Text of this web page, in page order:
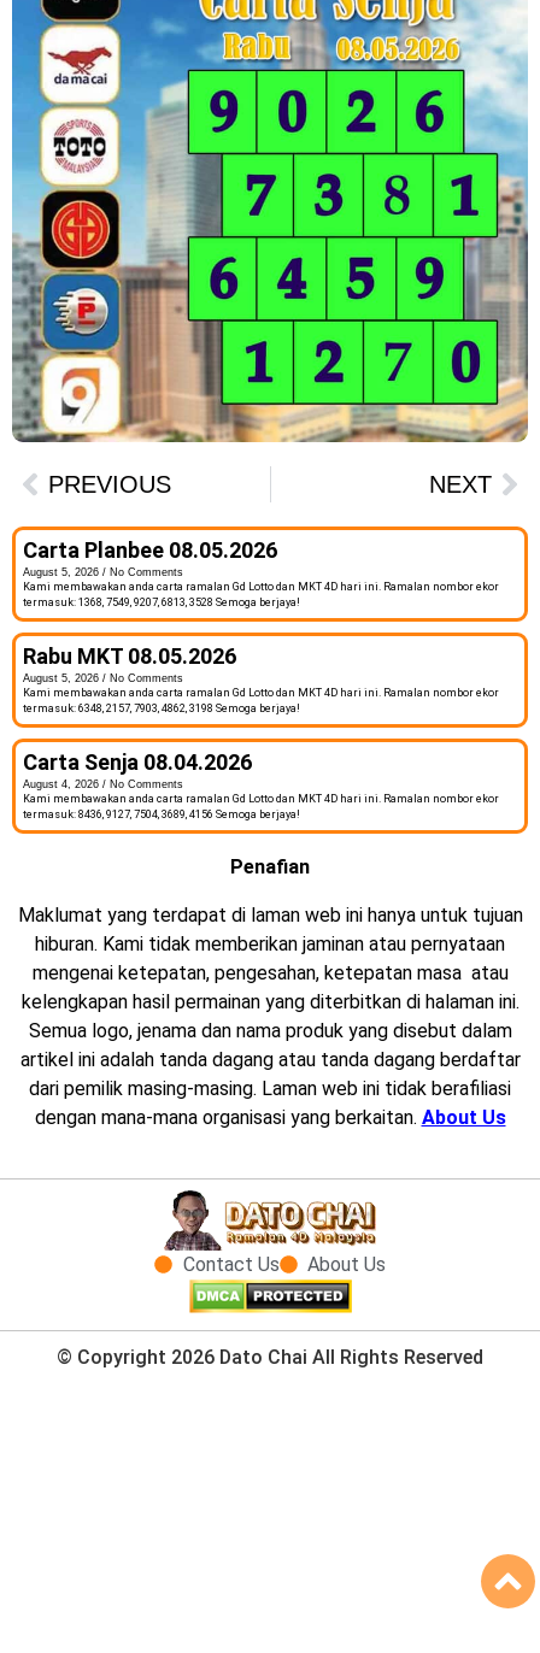
PREVIOUS NEXT
Carta Planbee 08.05.2026
August 5, 2026
No Comments
Kami membawakan anda carta ramalan Gd Lotto dan MKT 4D hari ini. Ramalan nombor ekor
termasuk: 1368, 7549, 9207, 6813, 3528 Semoga berjaya!
Rabu MKT 08.05.2026
August 5, 2026
No Comments
Kami membawakan anda carta ramalan Gd Lotto dan MKT 4D hari ini. Ramalan nombor ekor
termasuk: 6348, 2157, 7903, 4862, 3198 Semoga berjaya!
Carta Senja 08.04.2026
August 4, 2026
No Comments
Kami membawakan anda carta ramalan Gd Lotto dan MKT 4D hari ini. Ramalan nombor ekor
termasuk: 8436, 9127, 7504, 3689, 4156 Semoga berjaya!
Penafian
Maklumat yang terdapat di laman web ini hanya untuk tujuan
hiburan. Kami tidak memberikan jaminan atau pernyataan
mengenai ketepatan, pengesahan, ketepatan masa atau
kelengkapan hasil permainan yang diterbitkan di halaman ini.
Semua logo, jenama dan nama produk yang disebut dalam
artikel ini adalah tanda dagang atau tanda dagang berdaftar
dari pemilik masing-masing. Laman web ini tidak berafiliasi
dengan mana-mana organisasi yang berkaitan. About Us
Contact Us About Us
© Copyright 2026 Dato Chai All Rights Reserved